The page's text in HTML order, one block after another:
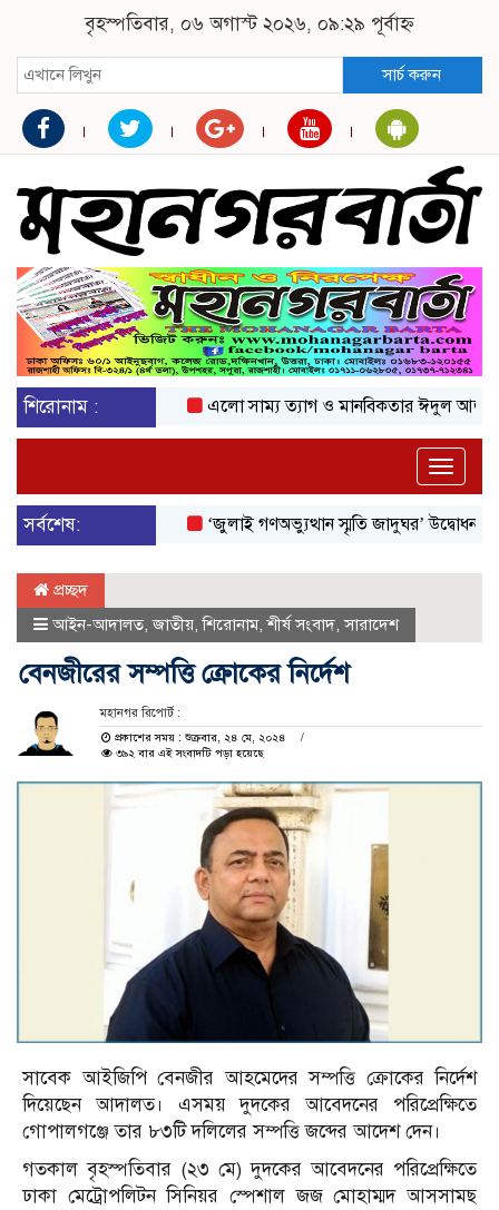
বৃহস্পতিবার, ০৬ অগাস্ট ২০২৬, ০৯:২৯ পূর্বাহ্ন
সার্চ করুন
শিরোনাম : এলো সাম্য ত্যাগ ও মানবিকতার ঈদুল আজহা
Toggle
সর্বশেষ:
‘জুলাই গণঅভ্যুত্থান স্মৃতি জাদুঘর’ উদ্বোধন করলেন
প্রচ্ছদ
আইন-আদালত,জাতীয়,শিরোনাম,শীর্ষ সংবাদ,সারাদেশ
বেনজীরের সম্পত্তি ক্রোকের নির্দেশ
মহানগর রিপোর্ট :
প্রকাশের সময় : শুক্রবার, ২৪ মে, ২০২৪
৩৯২ বার এই সংবাদটি পড়া হয়েছে
সাবেক আইজিপি বেনজীর আহমেদের সম্পত্তি ক্রোকের নির্দেশ
দিয়েছেন আদালত। এসময় দুদকের আবেদনের পরিপ্রেক্ষিতে
গোপালগঞ্জে তার ৮৩টি দলিলের সম্পত্তি জব্দের আদেশ দেন।
গতকাল বৃহস্পতিবার (২৩ মে) দুদকের আবেদনের পরিপ্রেক্ষিতে
ঢাকা মেট্রোপলিটন সিনিয়র স্পেশাল জজ মোহাম্মদ আসসামছ